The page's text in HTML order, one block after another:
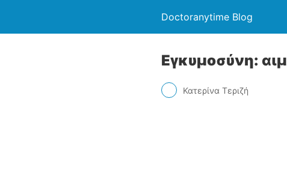
Doctoranytime Blog
Εγκυμοσύνη:
Κατερίνα Τεριζή